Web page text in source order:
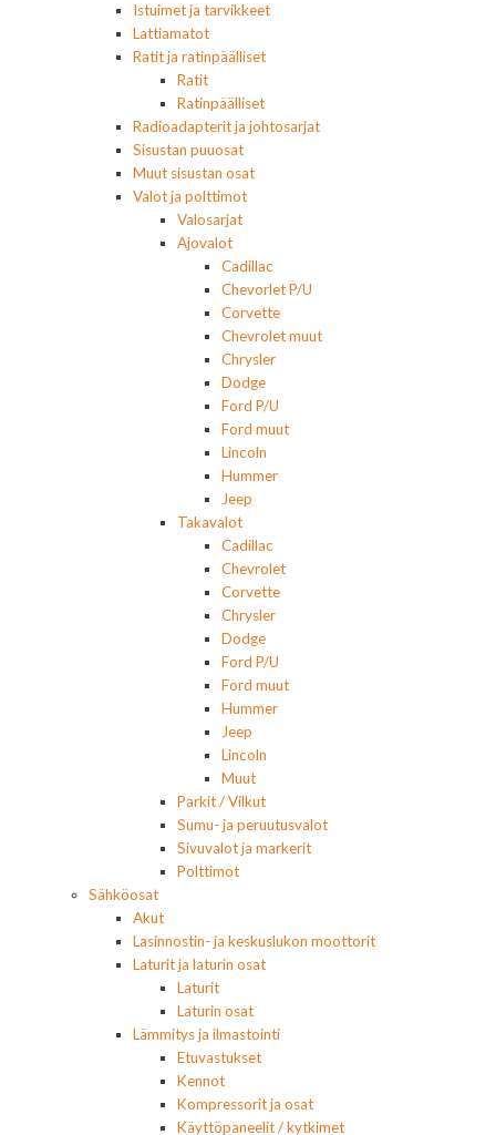
Istuimet ja tarvikkeet
Lattiamatot
Ratit ja ratinpäälliset
Ratit
Ratinpäälliset
Radioadapterit ja johtosarjat
Sisustan puuosat
Muut sisustan osat
Valot ja polttimot
Valosarjat
Ajovalot
Cadillac
Chevorlet P/U
Corvette
Chevrolet muut
Chrysler
Dodge
Ford P/U
Ford muut
Lincoln
Hummer
Jeep
Takavalot
Cadillac
Chevrolet
Corvette
Chrysler
Dodge
Ford P/U
Ford muut
Hummer
Jeep
Lincoln
Muut
Parkit / Vilkut
Sumu- ja peruutusvalot
Sivuvalot ja markerit
Polttimot
Sähköosat
Akut
Lasinnostin- ja keskuslukon moottorit
Laturit ja laturin osat
Laturit
Laturin osat
Lämmitys ja ilmastointi
Etuvastukset
Kennot
Kompressorit ja osat
Käyttöpaneelit / kytkimet